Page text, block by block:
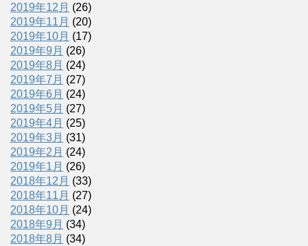
2019年12月 (26)
2019年11月 (20)
2019年10月 (17)
2019年9月 (26)
2019年8月 (24)
2019年7月 (27)
2019年6月 (24)
2019年5月 (27)
2019年4月 (25)
2019年3月 (31)
2019年2月 (24)
2019年1月 (26)
2018年12月 (33)
2018年11月 (27)
2018年10月 (24)
2018年9月 (34)
2018年8月 (34)